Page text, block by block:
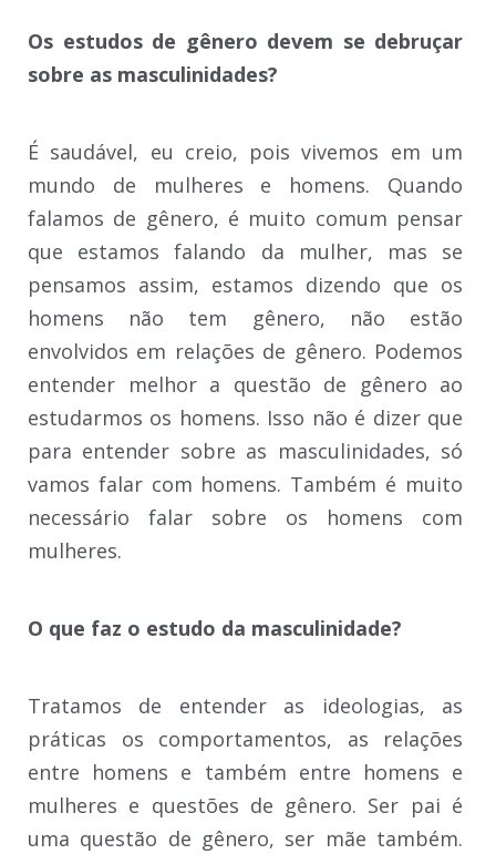
Os estudos de gênero devem se debruçar
sobre as masculinidades?
É saudável, eu creio, pois vivemos em um
mundo de mulheres e homens. Quando
falamos de gênero, é muito comum pensar
que estamos falando da mulher, mas se
pensamos assim, estamos dizendo que os
homens não tem gênero, não estão
envolvidos em relações de gênero. Podemos
entender melhor a questão de gênero ao
estudarmos os homens. Isso não é dizer que
para entender sobre as masculinidades, só
vamos falar com homens. Também é muito
necessário falar sobre os homens com
mulheres.
O que faz o estudo da masculinidade?
Tratamos de entender as ideologias, as
práticas os comportamentos, as relações
entre homens e também entre homens e
mulheres e questões de gênero. Ser pai é
uma questão de gênero, ser mãe também.